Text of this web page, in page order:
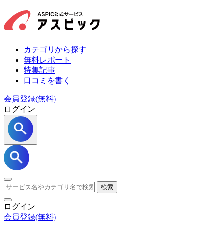
カテゴリから探す
無料レポート
特集記事
口コミを書く
会員登録(無料)
ログイン
検索
ログイン
会員登録(無料)